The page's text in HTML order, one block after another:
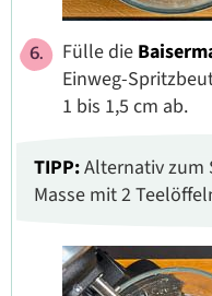
Fülle die
Einweg-
1 bis 1,5 cm ab.
TIPP:Alternativ
Masse mit 2